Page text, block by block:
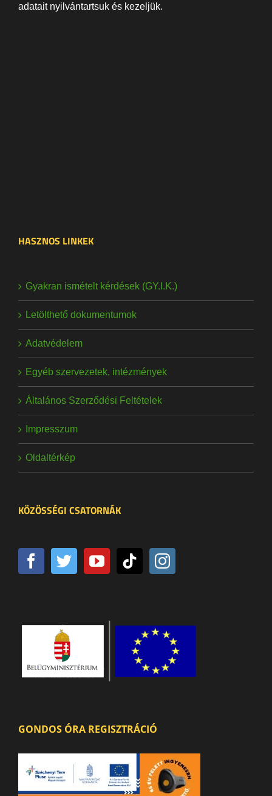
adatait nyilvántartsuk és kezeljük.
HASZNOS LINKEK
Gyakran ismételt kérdések (GY.I.K.)
Letölthető dokumentumok
Adatvédelem
Egyéb szervezetek, intézmények
Általános Szerződési Feltételek
Impresszum
Oldaltérkép
KÖZÖSSÉGI CSATORNÁK
GONDOS ÓRA REGISZTRÁCIÓ